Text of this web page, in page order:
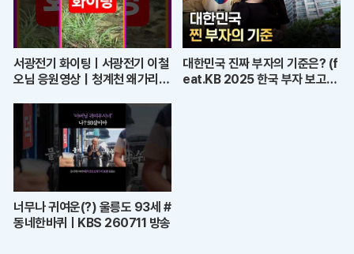
서광전기 화이팅ㅣ서광전기 이철
오님 응원영상｜청계천 왜가리의
대한민국 진짜 부자의 기준은? (f
eat.KB 2025 한국 부자 보고
너무나 귀여운(?) 울릉도 93세 #
동네한바퀴ㅣKBS 260711 방송